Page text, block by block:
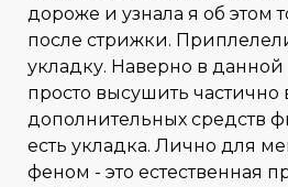
дороже и узнала я об этом
после стрижки.
укладку. Наверно в
просто высушить
дополнительных средств
есть укладка. Лично для
феном - это естественная